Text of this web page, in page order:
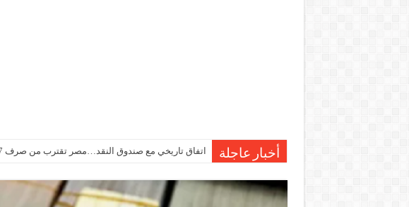
أخبار عاجلة اتفاق تاريخي مع صندوق النقد…مصر تقترب من صرف 2.7 مليار دولار بعد إتمام المراجعتين